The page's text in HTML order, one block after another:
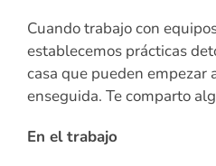
Cuando trabajo con
establecemos prácticas
casa que pueden empezar
enseguida. Te comparto
En el trabajo